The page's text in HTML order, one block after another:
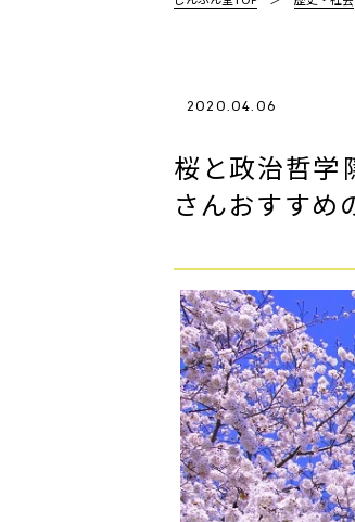
2020.04.06
桜と政治哲学
さんおすすめ